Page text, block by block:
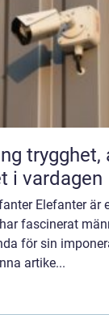
och
i vardagen
Elefanter är
fascinerat
för sin
artike...